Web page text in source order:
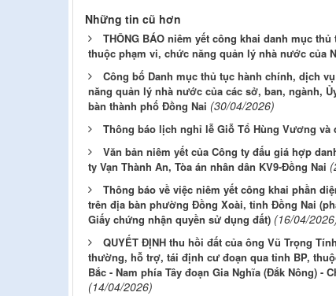
Những tin cũ hơn
THÔNG BÁO niêm yết công khai danh mục
thuộc phạm vi, chức năng quản lý nhà nước của
Công bố Danh mục thủ tục hành chính, dịch
năng quản lý nhà nước của các sở, ban, ngành,
bàn thành phố Đồng Nai (30/04/2026)
Thông báo lịch nghỉ lễ Giỗ Tổ Hùng Vương và
Văn bản niêm yết của Công ty đấu giá hợp
ty Vạn Thành An, Tòa án nhân dân KV9-Đồng Nai
Thông báo về việc niêm yết công khai phần
trên địa bàn phường Đồng Xoài, tỉnh Đồng Nai
Giấy chứng nhận quyền sử dụng đất) (16/04/
QUYẾT ĐỊNH thu hồi đất của ông Vũ Trọng
thường, hỗ trợ, tái định cư đoạn qua tỉnh BP,
Bắc - Nam phía Tây đoạn Gia Nghĩa (Đắk Nông) -
(14/04/2026)